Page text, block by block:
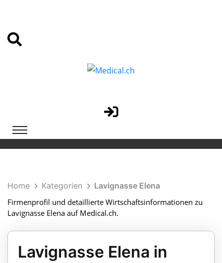
Home Kategorien
Lavignasse Elena
Firmenprofil und detaillierte Wirtschaftsinformationen zu
Lavignasse Elena auf Medical.ch.
Lavignasse Elena in